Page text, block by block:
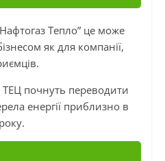
Тепло” це може
як для компанії,
почнуть переводити
енергії приблизно в